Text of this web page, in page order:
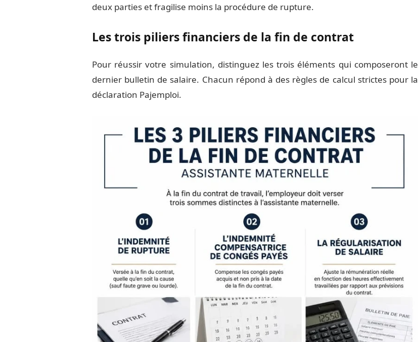
deux parties et fragilise moins la procédure de rupture.
Les trois piliers financiers de la fin de contrat
Pour réussir votre simulation, distinguez les trois éléments qui composeront le
dernier bulletin de salaire. Chacun répond à des règles de calcul strictes pour la
déclaration Pajemploi.